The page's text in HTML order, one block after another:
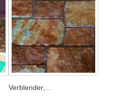
Verblender,...